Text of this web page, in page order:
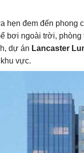
hẹn đem đến
bơi ngoài trời,
dự án Lancaster
vực.